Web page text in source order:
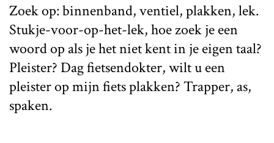
Zoek op: binnenband, ventiel, plakken, lek.
Stukje-voor-op-het-lek, hoe zoek je een
woord op als je het niet kent in je eigen taal?
Pleister? Dag fietsendokter, wilt u een
pleister op mijn fiets plakken? Trapper, as,
spaken.